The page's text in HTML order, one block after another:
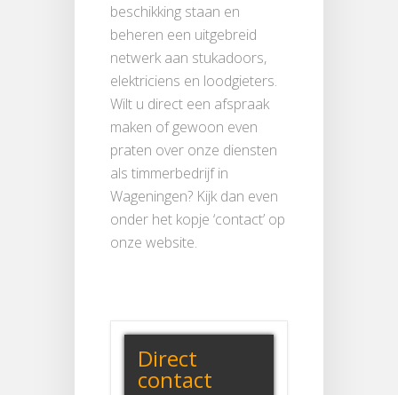
beschikking staan en
beheren een uitgebreid
netwerk aan stukadoors,
elektriciens en loodgieters.
Wilt u direct een afspraak
maken of gewoon even
praten over onze diensten
als timmerbedrijf in
Wageningen? Kijk dan even
onder het kopje ‘contact’ op
onze website.
Direct
contact